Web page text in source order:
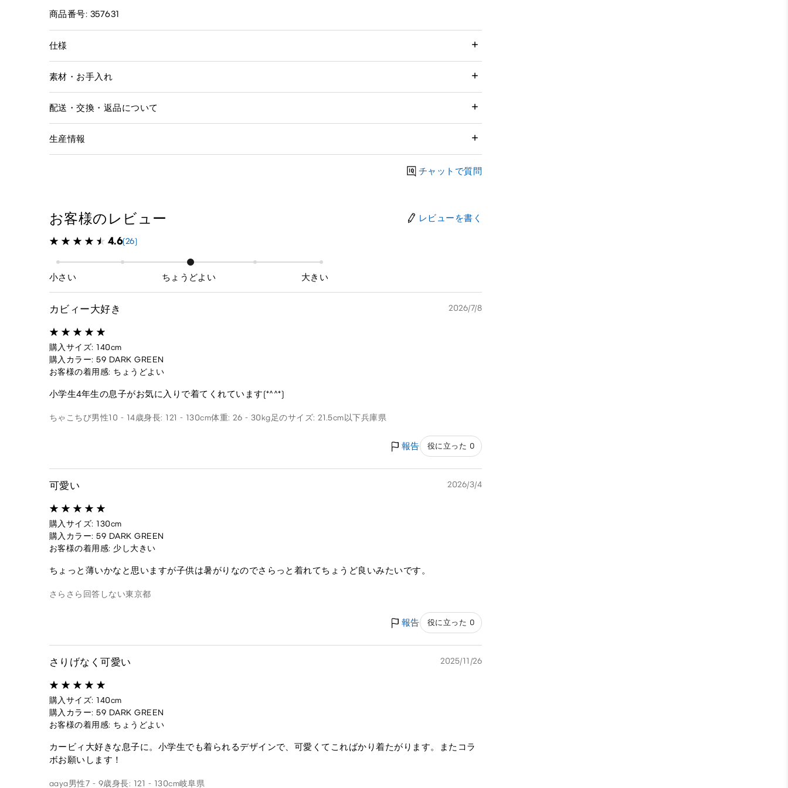
商品番号: 357631
仕様
素材・お手入れ
配送・交換・返品について
生産情報
チャットで質問
お客様のレビュー レビューを書く
4.6(26)
小さい ちょうどよい 大きい
カビィー大好き 2026/7/8
購入サイズ: 140cm
購入カラー: 59 DARK GREEN
お客様の着用感: ちょうどよい
小学生4年生の息子がお気に入りで着てくれています(*^^*)
ちゃこちび男性10 - 14歳身長: 121 - 130cm体重: 26 - 30kg足のサイズ: 21.5cm以下兵庫県
報告 役に立った 0
可愛い 2026/3/4
購入サイズ: 130cm
購入カラー: 59 DARK GREEN
お客様の着用感: 少し大きい
ちょっと薄いかなと思いますが子供は暑がりなのでさらっと着れてちょうど良いみたいです。
さらさら 回答しない東京都
報告 役に立った 0
さりげなく可愛い 2025/11/26
購入サイズ: 140cm
購入カラー: 59 DARK GREEN
お客様の着用感: ちょうどよい
カービィ大好きな息子に。小学生でも着られるデザインで、可愛くてこればかり着たがります。またコラ
ボお願いします！
aaya男性7 - 9歳身長: 121 - 130cm岐阜県